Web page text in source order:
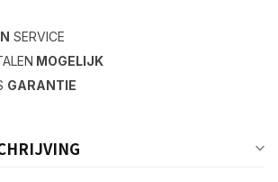
SERVICE
MOGELIJK
GARANTIE